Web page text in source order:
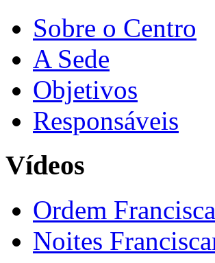
Sobre o Centro
A Sede
Objetivos
Responsáveis
Vídeos
Ordem
Noites